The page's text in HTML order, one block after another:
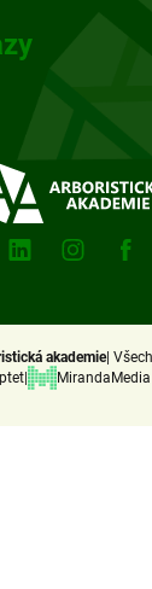
LinkedinInstagram
akademie